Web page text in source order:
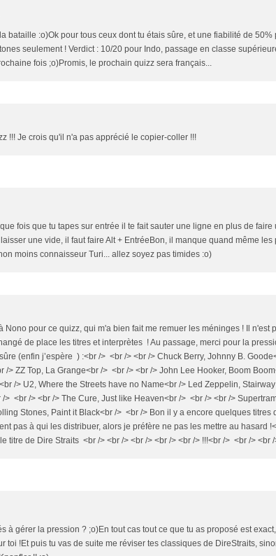
bataille :o)Ok pour tous ceux dont tu étais sûre, et une fiabilité de 50%
seulement ! Verdict : 10/20 pour Indo, passage en classe
fois ;o)Promis, le prochain quizz sera français...
!!! Je crois qu'il n'a pas apprécié le copier-coller !!!
fois que tu tapes sur entrée il te fait sauter une ligne en plus de faire
une vide, il faut faire Alt + EntréeBon, il manque quand même
moins connaisseur Turi... allez soyez pas timides :o)
Nono pour ce quizz, qui m'a bien fait me remuer les méninges ! Il n'est
de place les titres et interprètes ! Au passage, merci pour la
(enfin j’espère ) :<br /> <br /> <br /> Chuck Berry, Johnny B.
/> ZZ Top, La Grange<br /> <br /> <br /> John Lee Hooker, Boom
/> U2, Where the Streets have no Name<br /> Led Zeppelin,
> <br /> <br /> The Cure, Just like Heaven<br /> <br /> <br />
Stones, Paint it Black<br /> <br /> Bon il y a encore quelques titres
pas à qui les distribuer, alors je préfère ne pas les mettre au hasard
titre de Dire Straits <br /> <br /> <br /> <br /> <br /> !!!<br /> <br /> <br
à gérer la pression ? ;o)En tout cas tout ce que tu as proposé est
toi !Et puis tu vas de suite me réviser tes classiques de DireStraits,